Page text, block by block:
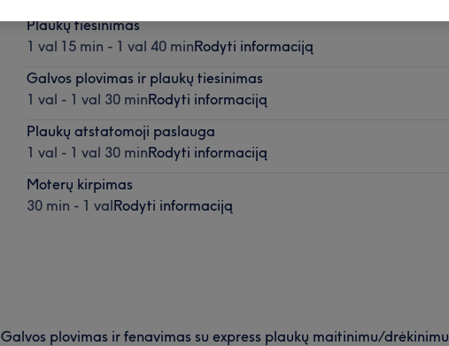
Plaukų tiesinimas
1 val 15 min - 1 val 40 minRodyti informaciją
Galvos plovimas ir plaukų tiesinimas
1 val - 1 val 30 minRodyti informaciją
Plaukų atstatomoji paslauga
1 val - 1 val 30 minRodyti informaciją
Moterų kirpimas
30 min - 1 valRodyti informaciją
Galvos plovimas ir fenavimas su express plaukų maitinimu/drėkinimu